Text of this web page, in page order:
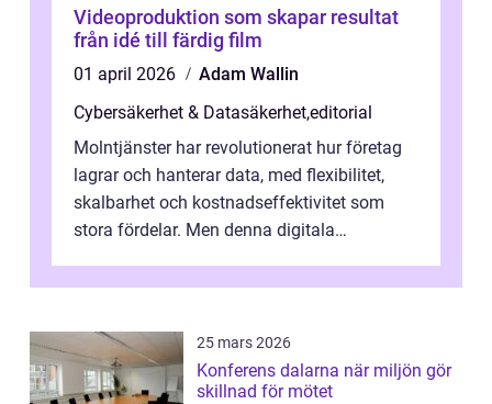
Videoproduktion som skapar resultat
från idé till färdig film
01 april 2026
Adam Wallin
Cybersäkerhet & Datasäkerhet,editorial
Molntjänster har revolutionerat hur företag
lagrar och hanterar data, med flexibilitet,
skalbarhet och kostnadseffektivitet som
stora fördelar. Men denna digitala
25 mars 2026
Konferens dalarna när miljön gör
skillnad för mötet